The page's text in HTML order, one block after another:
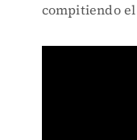
compitiendo